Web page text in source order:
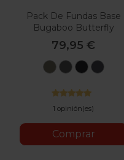
Pack De Fundas Base
Bugaboo Butterfly
79,95 €
Taupe
VerdeNegroAzul
1 opinión(es)
Comprar